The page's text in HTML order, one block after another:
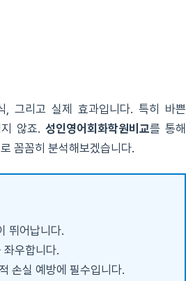
, 그리고 실제 효과입니다. 특히 바쁜
않죠. 성인영어회화학원비교를 통해
꼼꼼히 분석해보겠습니다.
뛰어납니다.
좌우합니다.
손실 예방에 필수입니다.